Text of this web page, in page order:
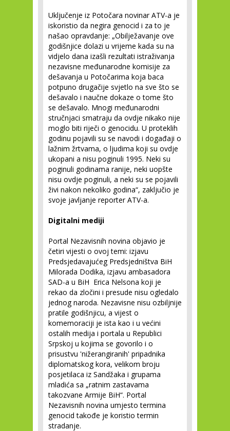
Uključenje iz Potočara novinar ATV-a je
iskoristio da negira genocid i za to je
našao opravdanje: „Obilježavanje ove
godišnjice dolazi u vrijeme kada su na
vidjelo dana izašli rezultati istraživanja
nezavisne međunarodne komisije za
dešavanja u Potočarima koja baca
potpuno drugačije svjetlo na sve što se
dešavalo i naučne dokaze o tome što
se dešavalo. Mnogi međunarodni
stručnjaci smatraju da ovdje nikako nije
moglo biti riječi o genocidu. U proteklih
godinu pojavili su se navodi i događaji o
lažnim žrtvama, o ljudima koji su ovdje
ukopani a nisu poginuli 1995. Neki su
poginuli godinama ranije, neki uopšte
nisu ovdje poginuli, a neki su se pojavili
živi nakon nekoliko godina“, zaključio je
svoje javljanje reporter ATV-a.
Digitalni mediji
Portal Nezavisnih novina objavio je
četiri vijesti o ovoj temi: izjavu
Predsjedavajućeg Predsjedništva BiH
Milorada Dodika, izjavu ambasadora
SAD-a u BiH Erica Nelsona koji je
rekao da zločini i presude nisu ogledalo
jednog naroda. Nezavisne nisu ozbiljnije
pratile godišnjicu, a vijest o
komemoraciji je ista kao i u većini
ostalih medija i portala u Republici
Srpskoj u kojima se govorilo i o
prisustvu 'nižerangiranih' pripadnika
diplomatskog kora, velikom broju
posjetilaca iz Sandžaka i grupama
mladića sa „ratnim zastavama
takozvane Armije BiH“. Portal
Nezavisnih novina umjesto termina
genocid takođe je koristio termin
stradanje.